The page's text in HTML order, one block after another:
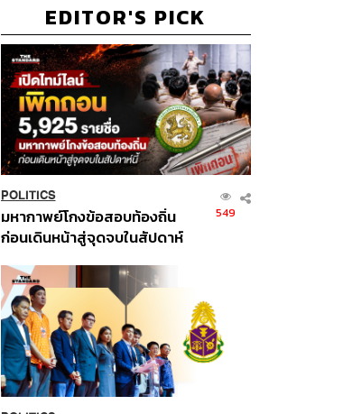
EDITOR'S PICK
POLITICS
มหากาพย์โกงข้อสอบท้องถิ่น
ก่อนเดินหน้าสู่จุดจบในสัปดาห์
549